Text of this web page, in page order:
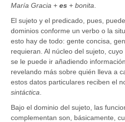
María Gracia +es +bonita
El sujeto y el predicado, pues,
dominios conforme un verbo o la
esto hay de todo: gente concisa,
requieran. Al núcleo del sujeto,
se le puede ir añadiendo
revelando más sobre quién lleva a
estos datos particulares reciben el
sintáctica
Bajo el dominio del sujeto, las
complementan son, básicamente,